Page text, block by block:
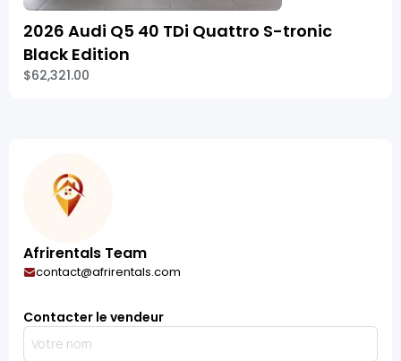
2026 Audi Q5 40 TDi Quattro S-tronic
Black Edition
$62,321.00
Afrirentals Team
contact@afrirentals.com
Contacter le vendeur